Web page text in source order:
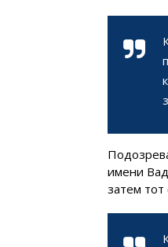
имени
затем